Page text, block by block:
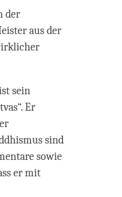
der
aus der
sein
Er
sind
sowie
er mit